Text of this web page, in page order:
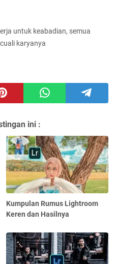
untuk keabadian, semua
karyanya
ini :
Kumpulan Rumus Lightroom
Keren dan Hasilnya